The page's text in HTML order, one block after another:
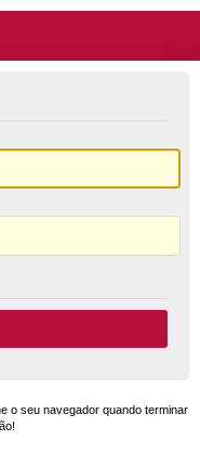
o seu navegador quando terminar